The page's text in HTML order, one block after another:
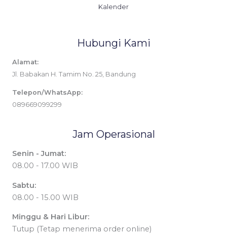
Kalender
Hubungi Kami
Alamat:
Jl. Babakan H. Tamim No. 25, Bandung
Telepon/WhatsApp:
089669099299
Jam Operasional
Senin - Jumat:
08.00 - 17.00 WIB
Sabtu:
08.00 - 15.00 WIB
Minggu & Hari Libur:
Tutup (Tetap menerima order online)